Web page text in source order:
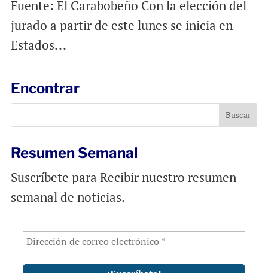
Fuente: El Carabobeño Con la elección del
jurado a partir de este lunes se inicia en
Estados...
Encontrar
Resumen Semanal
Suscríbete para Recibir nuestro resumen
semanal de noticias.